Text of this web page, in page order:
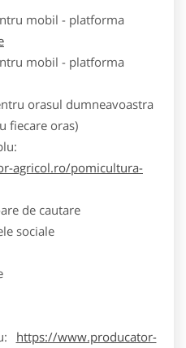
mobil - platforma
mobil - platforma
orasul dumneavoastra
fiecare oras)
agricol.ro/pomicultura-
de cautare
sociale
https://www.producator-